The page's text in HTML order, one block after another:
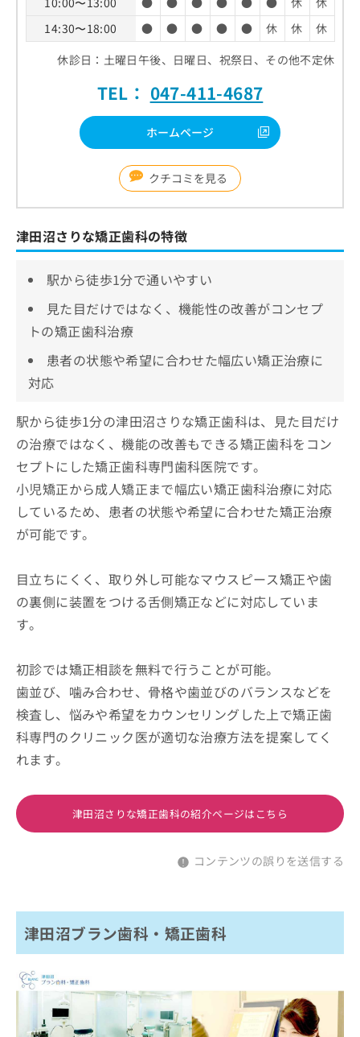
14:30〜18:00
● ● ● ● ● 休 休
休
休診日：土曜日午後、日曜日、祝祭日、その他不定休
TEL： 047-411-4687
ホームページ
クチコミを見る
津田沼さりな矯正歯科の特徴
駅から徒歩1分で通いやすい
見た目だけではなく、機能性の改善がコンセプ
トの矯正歯科治療
患者の状態や希望に合わせた幅広い矯正治療に
対応
駅から徒歩1分の津田沼さりな矯正歯科は、見た目だけ
の治療ではなく、機能の改善もできる矯正歯科をコン
セプトにした矯正歯科専門歯科医院です。
小児矯正から成人矯正まで幅広い矯正歯科治療に対応
しているため、患者の状態や希望に合わせた矯正治療
が可能です。
目立ちにくく、取り外し可能なマウスピース矯正や歯
の裏側に装置をつける舌側矯正などに対応していま
す。
初診では矯正相談を無料で行うことが可能。
歯並び、噛み合わせ、骨格や歯並びのバランスなどを
検査し、悩みや希望をカウンセリングした上で矯正歯
科専門のクリニック医が適切な治療方法を提案してく
れます。
津田沼さりな矯正歯科の紹介ページはこちら
コンテンツの誤りを送信する
津田沼ブラン歯科・矯正歯科